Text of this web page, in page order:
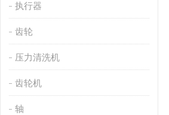
执行器
齿轮
压力清洗机
齿轮机
轴